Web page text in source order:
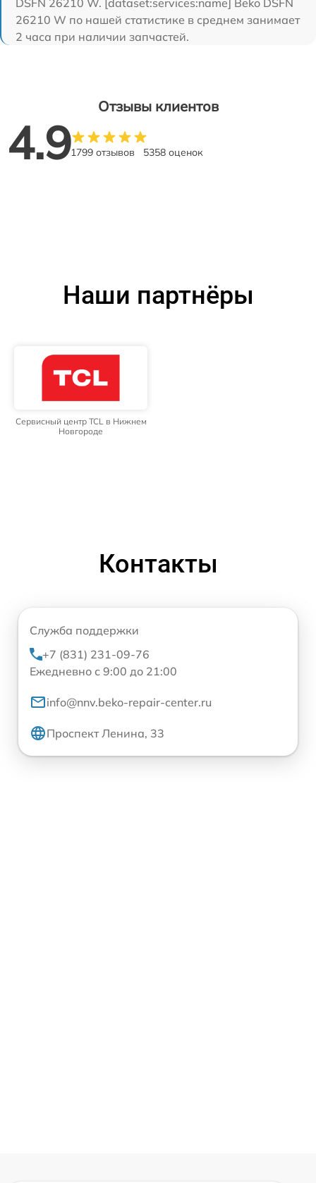
DSFN 26210 W. [dataset:services:name] Beko DSFN
26210 W по нашей статистике в среднем занимает
2 часа при наличии запчастей.
Отзывы клиентов
4.91799 отзывов 5358 оценок
Наши партнёры
Сервисный центр TCL в Нижнем
Новгороде
Контакты
Служба поддержки
+7 (831) 231-09-76
Ежедневно с 9:00 до 21:00
info@nnv.beko-repair-center.ru
Проспект Ленина, 33